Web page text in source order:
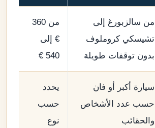
من سالزبورغ إلى
تشيسكي كروملوف
بدون توقفات طويلة
من 360
€ إلى
540 €
سيارة أكبر أو فان
حسب عدد الأشخاص
والحقائب
يحدد
حسب
نوع